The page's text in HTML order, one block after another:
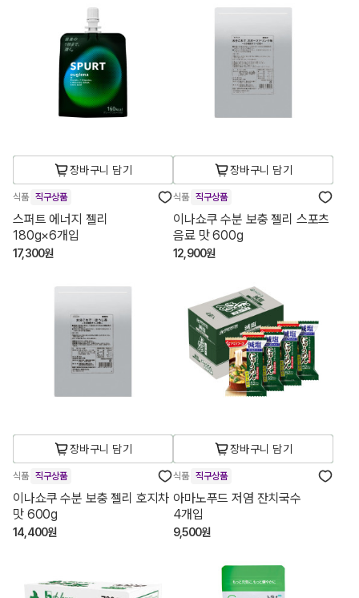
장바구니 담기
식품 직구상품
스퍼트 에너지 젤리
180g×6개입
17,300원
장바구니 담기
식품 직구상품
이나쇼쿠 수분 보충 젤리 스포츠
음료 맛 600g
12,900원
장바구니 담기
식품 직구상품
이나쇼쿠 수분 보충 젤리 호지차
맛 600g
14,400원
장바구니 담기
식품 직구상품
아마노푸드 저염 잔치국수
4개입
9,500원